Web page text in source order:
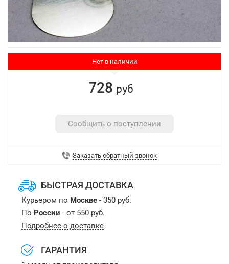
Нет в наличии
728 руб
Сообщить о поступлении
Заказать обратный звонок
БЫСТРАЯ ДОСТАВКА
Курьером по Москве- 350 руб.
По России - от 550 руб.
Подробнее о доставке
ГАРАНТИЯ